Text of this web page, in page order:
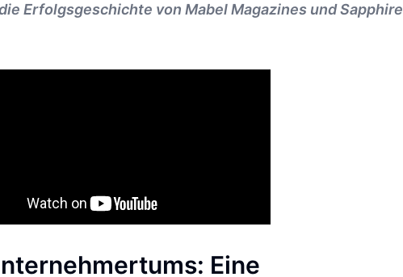
Erfolgsgeschichte von Mabel Magazines und Sapphire
Eine